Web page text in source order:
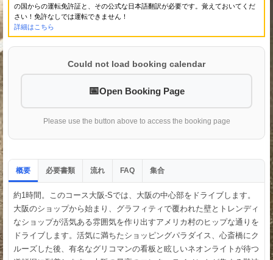
の国からの運転免許証と、その公式な日本語翻訳が必要です。覚えておいてくだ
さい！免許なしでは運転できません！
詳細はこちら
Could not load booking calendar
Open Booking Page
Please use the button above to access the booking page
概要 必要書類 流れ FAQ 集合
約1時間。このコース大阪-Sでは、大阪の中心部をドライブします。
大阪のショップから始まり、グラフィティで覆われた壁とトレンディ
なショップが活気ある雰囲気を作り出すアメリカ村のヒップな通りを
ドライブします。活気に満ちたショッピングパラダイス、心斎橋にク
ルーズした後、有名なグリコマンの看板と眩しいネオンライトが待つ